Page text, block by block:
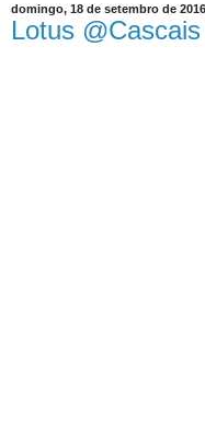
domingo, 18 de setembro de 2016
Lotus